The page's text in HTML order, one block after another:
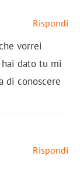
Rispondi
vorrei
dato tu mi
di conoscere
Rispondi